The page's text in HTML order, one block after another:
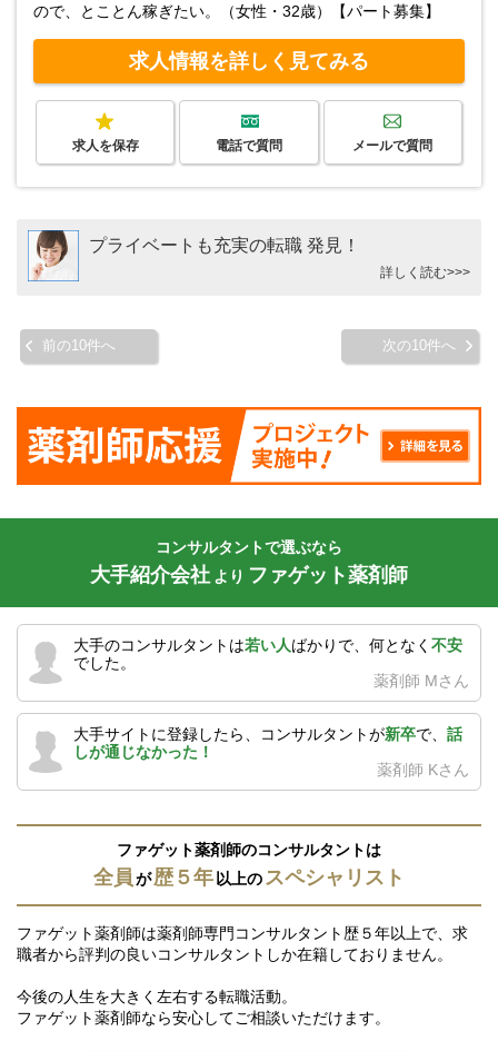
ので、とことん稼ぎたい。（女性・32歳）【パート募集】
求人情報を詳しく見てみる
求人を保存 電話で質問 メールで質問
プライベートも充実の転職 発見！
詳しく読む>>>
前の10件へ 次の10件へ
コンサルタントで選ぶなら
大手紹介会社 より ファゲット薬剤師
大手のコンサルタントは若い人ばかりで、何となく 不安
でした。
薬剤師 Mさん
大手サイトに登録したら、コンサルタントが新卒で、 話
しが通じなかった！
薬剤師 Kさん
ファゲット薬剤師のコンサルタントは
全員が歴５年以上のスペシャリスト
ファゲット薬剤師は薬剤師専門コンサルタント歴５年以上で、求
職者から評判の良いコンサルタントしか在籍しておりません。
今後の人生を大きく左右する転職活動。
ファゲット薬剤師なら安心してご相談いただけます。